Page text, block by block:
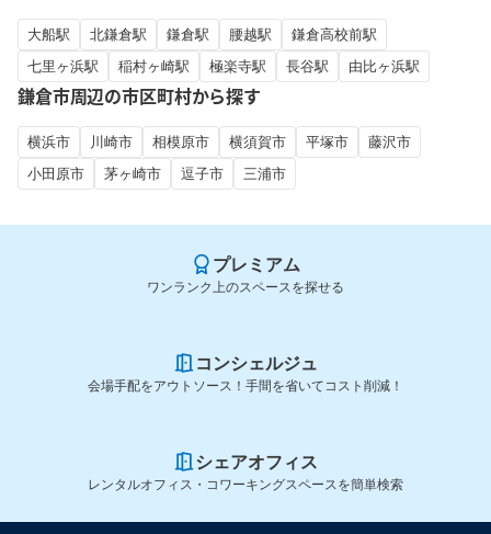
大船駅 北鎌倉駅 鎌倉駅 腰越駅
鎌倉高校前駅
七里ヶ浜駅
稲村ヶ崎駅 極楽寺駅 長谷駅 由比ヶ浜駅
鎌倉市周辺の市区町村から探す
横浜市 川崎市 相模原市 横須賀市 平塚市
藤沢市
小田原市
茅ヶ崎市 逗子市 三浦市
プレミアム
ワンランク上のスペースを探せる
コンシェルジュ
会場手配をアウトソース！手間を省いてコスト削減！
シェアオフィス
レンタルオフィス・コワーキングスペースを簡単検索